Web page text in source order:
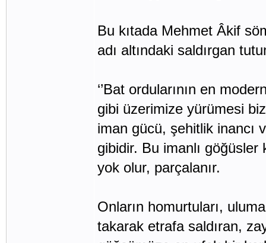
Bu kıtada Mehmet Âkif
adı altındaki saldırgan
‘’Bat ordularının en
gibi üzerimize yürümesi
iman gücü, şehitlik inancı
gibidir. Bu imanlı göğüsler
yok olur, parçalanır.
Onların homurtuları,
takarak etrafa saldıran,